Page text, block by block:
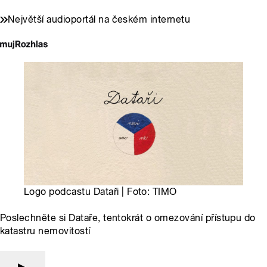
Největší audioportál na českém internetu
Logo podcastu Dataři | Foto: TIMO
Poslechněte si Dataře, tentokrát o omezování přístupu do
katastru nemovitostí